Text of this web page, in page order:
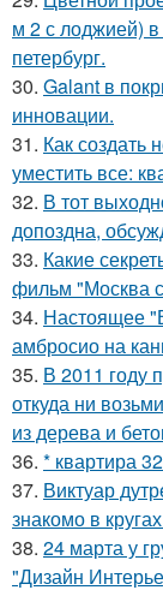
м 2 с лоджией)
петербург.
30. Galant в
инновации.
31. Как создать
уместить все:
32. В тот
допоздна,
33. Какие
фильм "Москва
34. Настоящее
амбросио на
35. В 2011 году
откуда ни
из дерева и
36. * квартира
37. Виктуар
знакомо в
38. 24 марта у
"Дизайн